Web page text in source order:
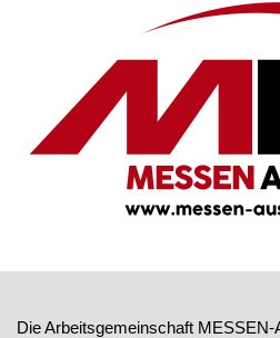
Die Arbeitsgemeinschaft